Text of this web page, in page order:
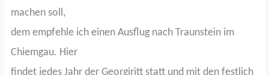
machen soll,
dem empfehle ich einen Ausflug nach Traunstein im
Chiemgau. Hier
findet jedes Jahr der Georgiritt statt und mit den festlich